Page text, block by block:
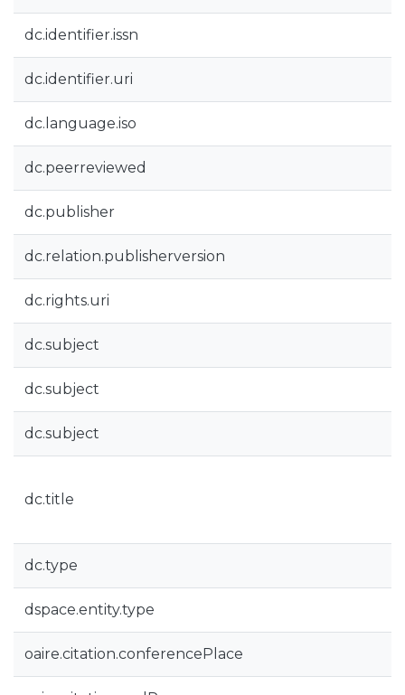
dc.identifier.issn
dc.identifier.uri
dc.language.iso
dc.peerreviewed
dc.publisher
dc.relation.publisherversion
dc.rights.uri
dc.subject
dc.subject
dc.subject
dc.title
dc.type
dspace.entity.type
oaire.citation.conferencePlace